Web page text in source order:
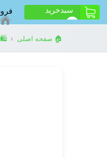
سبد‌خرید
🏠 صفحه اصلی ›
🛍️